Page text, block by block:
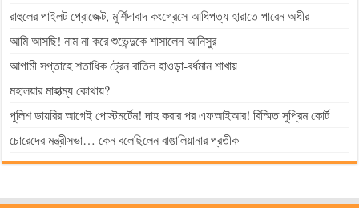
রাহুলের পাইলট প্রোজেক্ট, মুর্শিদাবাদ কংগ্রেসে আধিপত্য হারাতে পারেন অধীর
আমি আসছি! নাম না করে শুভেন্দুকে শাসালেন আনিসুর
আগামী সপ্তাহে শতাধিক ট্রেন বাতিল হাওড়া-বর্ধমান শাখায়
মহালয়ার মাহাত্ম্য কোথায়?
পুলিশ ডায়রির আগেই পোস্টমর্টেম! দাহ করার পর এফআইআর! বিস্মিত সুপ্রিম কোর্ট
চোরেদের মন্ত্রীসভা… কেন বলেছিলেন বাঙালিয়ানার প্রতীক